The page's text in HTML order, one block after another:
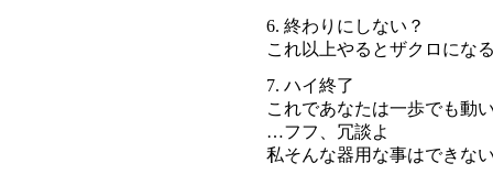
6. 終わりにしない？
これ以上やるとザクロにな
7. ハイ終了
これであなたは一歩でも動
…フフ、冗談よ
私そんな器用な事はできな